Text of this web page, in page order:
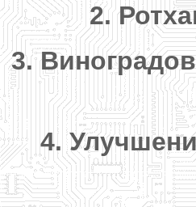
2.
3.
4.